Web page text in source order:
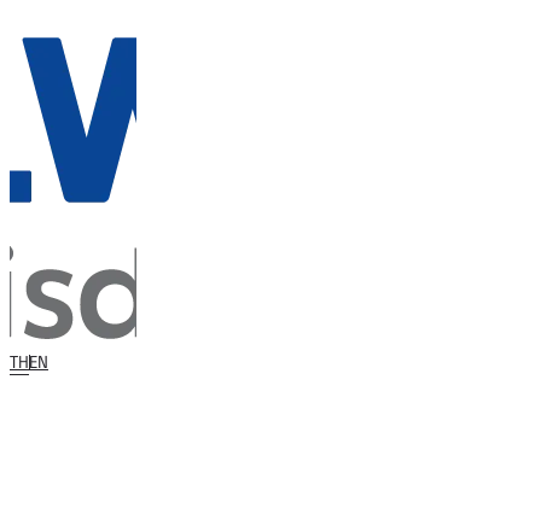
THEN